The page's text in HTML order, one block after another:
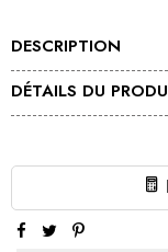
DESCRIPTION
DÉTAILS DU